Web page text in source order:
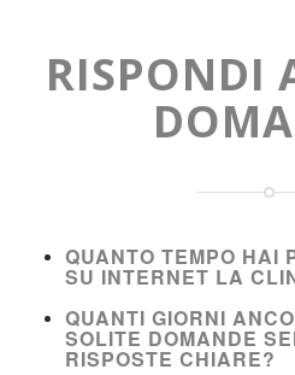
RISPONDI
QUANTO TEMPO HAI
SU INTERNET LA
QUANTI GIORNI
SOLITE DOMANDE
RISPOSTE CHIARE?